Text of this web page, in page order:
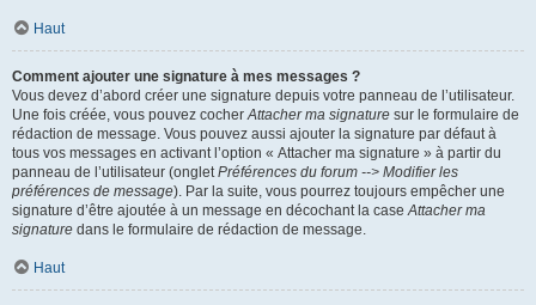
Haut
Comment ajouter une signature à mes messages ?
Vous devez d’abord créer une signature depuis votre panneau de l’utilisateur.
Une fois créée, vous pouvez cocherAttacher ma signature sur le formulaire de
rédaction de message. Vous pouvez aussi ajouter la signature par défaut à
tous vos messages en activant l’option « Attacher ma signature » à partir du
panneau de l’utilisateur (ongletPréférences du forum --> Modifier les
préférences de message). Par la suite, vous pourrez toujours empêcher une
signature d’être ajoutée à un message en décochant la caseAttacher ma
signature dans le formulaire de rédaction de message.
Haut